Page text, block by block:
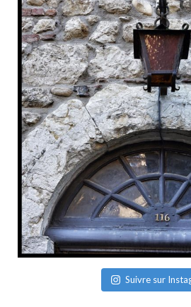
Suivre sur